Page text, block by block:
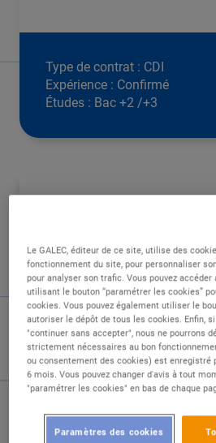
Type de contrat : CDI
Expérience : Confirmé
Études : Bac +2 /+3
RELEVEZ UN NOUVEAU DEFI
RENES D'UN POLE
Vous avez l'âme d'un
piloter un secteur clé au sein
?
Nous recherchons un
et développer son activité
engagement.
Le GALEC, éditeur de ce site, utilise des
fonctionnement du site, pour personnaliser
pour analyser son trafic. Vous pouvez
utilisant le bouton “paramétrer les cookies”
cookies. Vous pouvez également utiliser le
autoriser le dépôt de tous les cookies. Enfin,
"continuer sans accepter", nous ne pourrons
strictement nécessaires au bon
ou consentement des cookies) est enregistré
6 mois. Vous pouvez changer d'avis à tout
"paramétrer les cookies" en bas de chaque
Paramètres des cookies